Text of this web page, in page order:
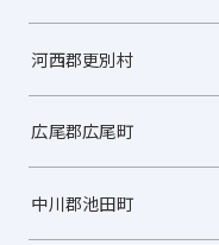
河西郡更別村
広尾郡広尾町
中川郡池田町